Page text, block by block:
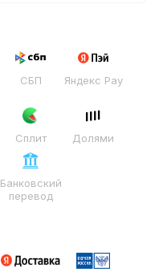
СБП Яндекс Pay
Сплит Долями
Банковский
перевод